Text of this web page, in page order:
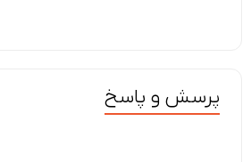
پرسش و پاسخ